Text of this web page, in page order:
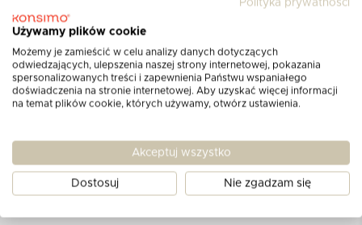
Wymiary produktu:
Polityka prywatności
Używamy plików cookie
Możemy je zamieścić w celu analizy danych dotyczących
odwiedzających, ulepszenia naszej strony internetowej, pokazania
spersonalizowanych treści i zapewnienia Państwu wspaniałego
doświadczenia na stronie internetowej. Aby uzyskać więcej informacji
na temat plików cookie, których używamy, otwórz ustawienia.
Akceptuj wszystko
Dostosuj Nie zgadzam się